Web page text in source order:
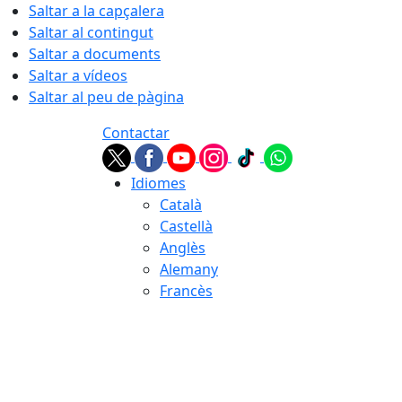
Saltar a la capçalera
Saltar al contingut
Saltar a documents
Saltar a vídeos
Saltar al peu de pàgina
Contactar
Idiomes
Català
Castellà
Anglès
Alemany
Francès